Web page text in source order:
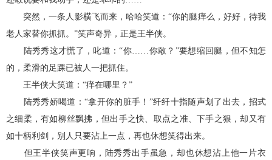
突然，一条人影横飞而来，哈哈笑道：“你的腿痒么，好好，待我
老人家替你抓抓。”笑声奇异，正是王半侠。
陆秀秀这才慌了，叱道：“你……你敢？”要想缩回腿，但不知怎
的，柔滑的足踝已被人一把抓住。
王半侠大笑道：“痒在哪里？”
陆秀秀娇喝道：“拿开你的脏手！”纤纤十指随声划了出去，招式
之细柔，有如柳丝飘拂，但出手之快、取点之准、下手之狠，却又有
如十柄利剑，别人只要沾上一点，再也休想笑得出来。
但王半侠笑声更响，陆秀秀出手虽急，却也休想沾上他一片衣